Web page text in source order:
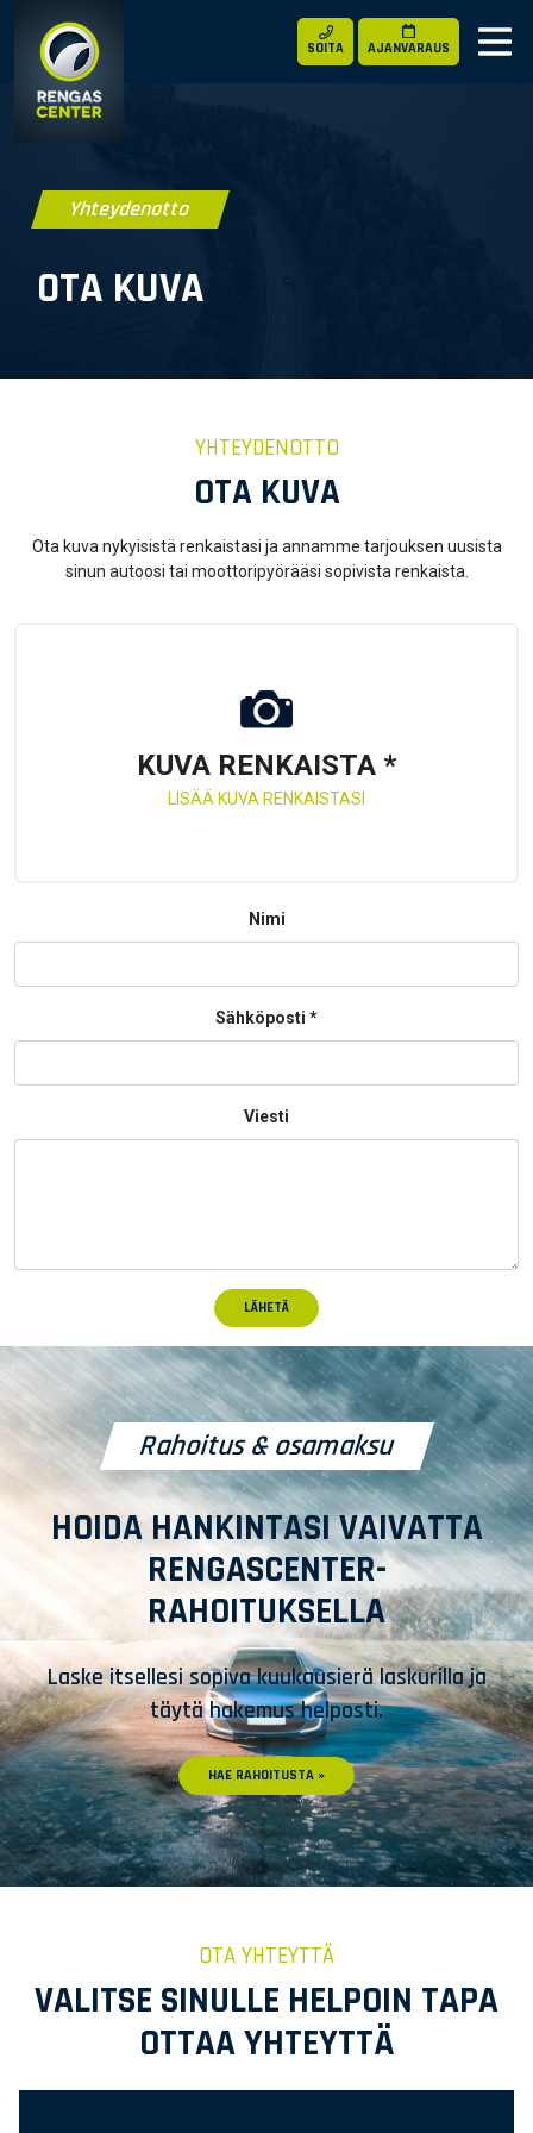
Yhteydenotto
OTA KUVA
YHTEYDENOTTO
OTA KUVA
Ota kuva nykyisistä renkaistasi ja annamme tarjouksen uusista
sinun autoosi tai moottoripyörääsi sopivista renkaista.
KUVA RENKAISTA *
Nimi
Sähköposti *
Viesti
LÄHETÄ
Rahoitus & osamaksu
HOIDA HANKINTASI VAIVATTA
RENGASCENTER-
RAHOITUKSELLA
Laske itsellesi sopiva kuukausierä laskurilla ja
täytä hakemus helposti.
HAE RAHOITUSTA »
OTA YHTEYTTÄ
VALITSE SINULLE HELPOIN TAPA
OTTAA YHTEYTTÄ
SOITA AJANVARAUS